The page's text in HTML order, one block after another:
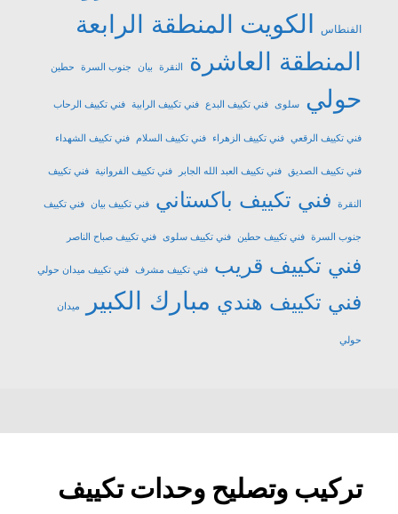
الفنطاس الكويت المنطقة الرابعة
المنطقة العاشرة
النقرة بيان جنوب السرة حطين
حولي سلوى فني تكييف البدع فني تكييف الرابية فني تكييف الرحاب
فني تكييف الرقعي فني تكييف الزهراء فني تكييف السلام فني تكييف الشهداء
فني تكييف الصديق فني تكييف العبد الله الجابر فني تكييف الفروانية فني تكييف
النقرة فني تكييف باكستاني فني تكييف بيان فني تكييف
جنوب السرة فني تكييف حطين فني تكييف سلوى فني تكييف صباح الناصر
فني تكييف قريب فني تكييف مشرف فني تكييف ميدان حولي
فني تكييف هندي مبارك الكبير ميدان
حولي
تركيب وتصليح وحدات تكييف